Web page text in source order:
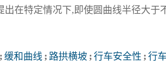
在特定情况下,即使圆曲线半径大于
; 缓和曲线 ; 路拱横坡 ; 行车安全性 ; 行